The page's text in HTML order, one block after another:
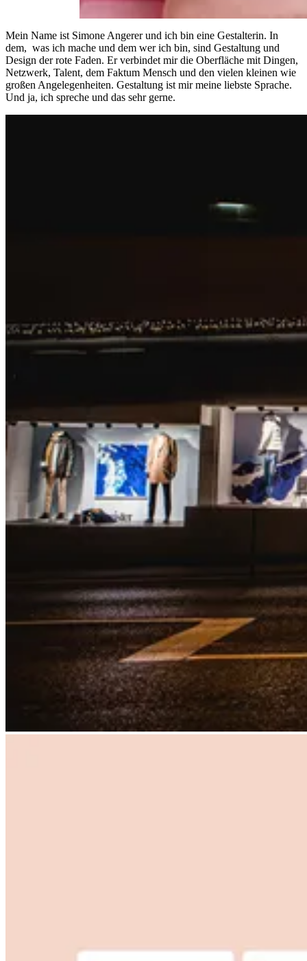
Mein Name ist Simone Angerer und ich bin eine Gestalterin. In
dem, was ich mache und dem wer ich bin, sind Gestaltung und
Design der rote Faden. Er verbindet mir die Oberfläche mit Dingen,
Netzwerk, Talent, dem Faktum Mensch und den vielen kleinen wie
großen Angelegenheiten. Gestaltung ist mir meine liebste Sprache.
Und ja, ich spreche und das sehr gerne.